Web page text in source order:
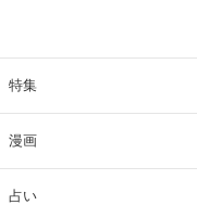
特集
漫画
占い